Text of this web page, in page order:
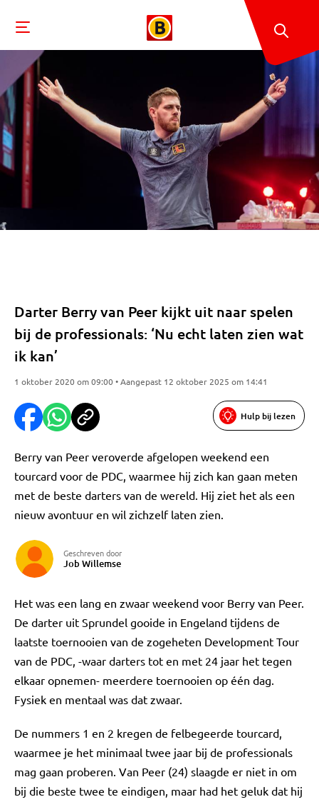
Darter Berry van Peer kijkt uit naar spelen
bij de professionals: ‘Nu echt laten zien wat
ik kan’
1 oktober 2020 om 09:00 • Aangepast 12 oktober 2025 om 14:41
Hulp bij lezen
Berry van Peer veroverde afgelopen weekend een
tourcard voor de PDC, waarmee hij zich kan gaan meten
met de beste darters van de wereld. Hij ziet het als een
nieuw avontuur en wil zichzelf laten zien.
Geschreven door
Job Willemse
Het was een lang en zwaar weekend voor Berry van Peer.
De darter uit Sprundel gooide in Engeland tijdens de
laatste toernooien van de zogeheten Development Tour
van de PDC, -waar darters tot en met 24 jaar het tegen
elkaar opnemen- meerdere toernooien op één dag.
Fysiek en mentaal was dat zwaar.
De nummers 1 en 2 kregen de felbegeerde tourcard,
waarmee je het minimaal twee jaar bij de professionals
mag gaan proberen. Van Peer (24) slaagde er niet in om
bij die beste twee te eindigen, maar had het geluk dat hij